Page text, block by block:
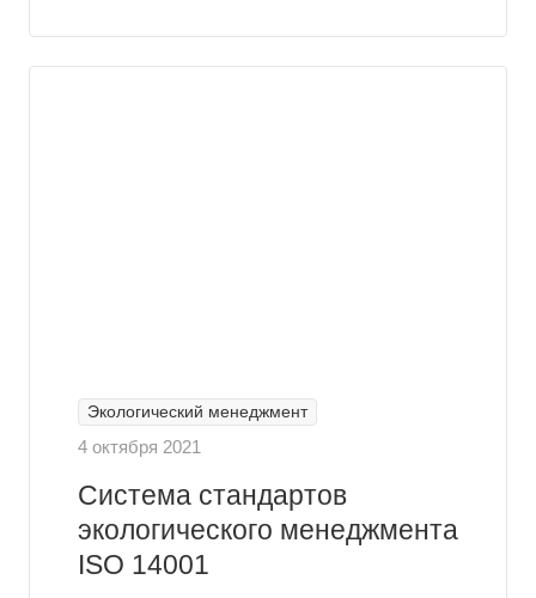
Экологический менеджмент
4 октября 2021
Система стандартов
экологического менеджмента
ISO 14001